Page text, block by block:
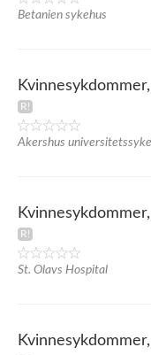
Betanien sykehus
Akershus
St. Olavs Hospital